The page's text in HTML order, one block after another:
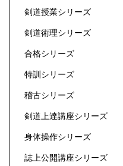
剣道授業シリーズ
剣道術理シリーズ
合格シリーズ
特訓シリーズ
稽古シリーズ
剣道上達講座シリーズ
身体操作シリーズ
誌上公開講座シリーズ